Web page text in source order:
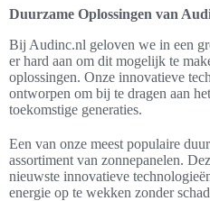
Duurzame Oplossingen van
Bij Audinc.nl geloven we in een
er hard aan om dit mogelijk te
oplossingen. Onze innovatieve
ontworpen om bij te dragen aan
toekomstige generaties.
Een van onze meest populaire
assortiment van zonnepanelen.
nieuwste innovatieve
energie op te wekken zonder